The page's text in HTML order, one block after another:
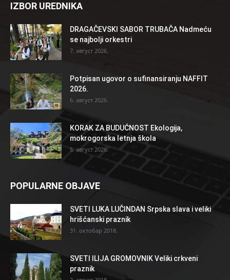
IZBOR UREDNIKA
DRAGAČEVSKI SABOR TRUBAČA Nadmeću
se najbolji orkestri
7. август 2026.
Potpisan ugovor o sufinansiranju NAFFIT
2026.
6. август 2026.
KORAK ZA BUDUĆNOST Ekologija,
mokrogorska letnja škola
5. август 2026.
POPULARNE OBJAVE
SVETI LUKA LUČINDAN Srpska slava i veliki
hrišćanski praznik
31. октобар 2018.
SVETI ILIJA GROMOVNIK Veliki crkveni
praznik